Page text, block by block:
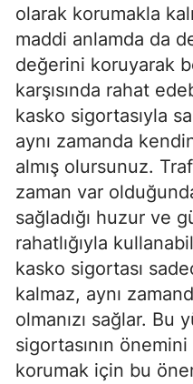
olarak korumakla
maddi anlamda da
değerini koruyarak
karşısında rahat
kasko sigortasıyla
aynı zamanda
almış olursunuz.
zaman var
sağladığı huzur ve
rahatlığıyla
kasko sigortası
kalmaz, aynı
olmanızı sağlar. Bu
sigortasının önemini
korumak için bu